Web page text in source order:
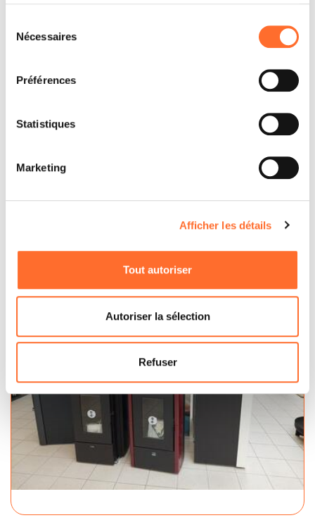
Nécessaires
Préférences
Statistiques
Marketing
Afficher les détails
Tout autoriser
Autoriser la sélection
Refuser